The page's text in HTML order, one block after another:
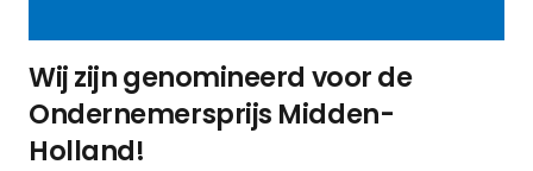
Wij zijn genomineerd voor de
Ondernemersprijs Midden-
Holland!